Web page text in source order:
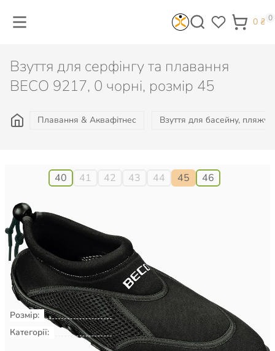
0 ₴ 0
Взуття для серфінгу та плавання
BECO 9217, 0 чорні, розмір 45
Плавання & Аквафітнес Взуття для басейну, пляжу,
40 41 42 43 44 45 46
745
Є в наявності
КУПИТИ
Розмір:
45
Категорії:
Плавання & Аквафітнес
Взуття
для басейну, пляжу, серфінгу